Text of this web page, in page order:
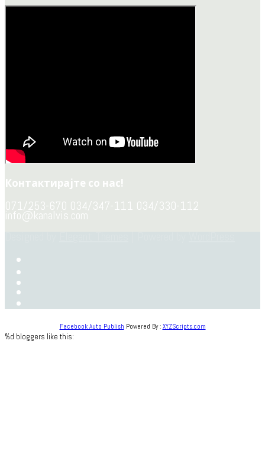
Контактирајте со нас!
071/253-670 034/347-111 034/330-112
info@kanalvis.com
Facebook Auto Publish Powered By : XYZScripts.com
%d bloggers like this: